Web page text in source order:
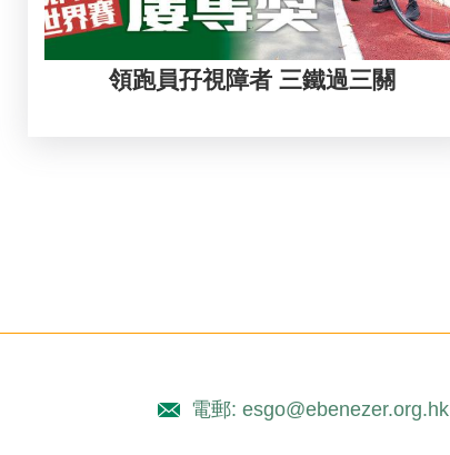
領跑員孖視障者 三鐵過三關
電郵: esgo@ebenezer.org.hk